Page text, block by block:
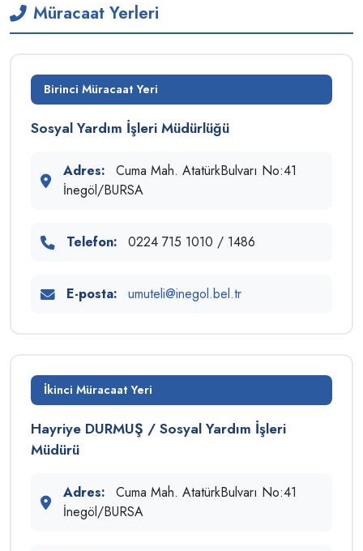
Müracaat Yerleri
Birinci Müracaat Yeri
Sosyal Yardım İşleri Müdürlüğü
Adres:
Cuma Mah. AtatürkBulvarı No:41
İnegöl/BURSA
Telefon: 0224 715 1010 / 1486
E-posta: umuteli@inegol.bel.tr
İkinci Müracaat Yeri
Hayriye DURMUŞ / Sosyal Yardım İşleri
Müdürü
Adres:
Cuma Mah. AtatürkBulvarı No:41
İnegöl/BURSA